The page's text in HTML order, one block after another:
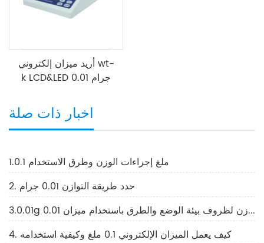
أريد ميزان إلكتروني wt-
k LCD&LED 0.01 جرام
اخبار ذات صلة
1.0.1 ملغ إجراءات الوزن وطرق الاستخدام
2. حدد طريقة التوازن 0.01 جرام
3.0.01g متطلبات التوازن لظروف بيئة الوضع والطرق باستخدام ميزان 0.01g
4. كيف يعمل الميزان الإلكتروني 0.1 ملغ وكيفية استخدامه